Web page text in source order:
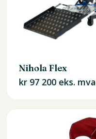
Nihola Flex
kr97 200 eks. mva